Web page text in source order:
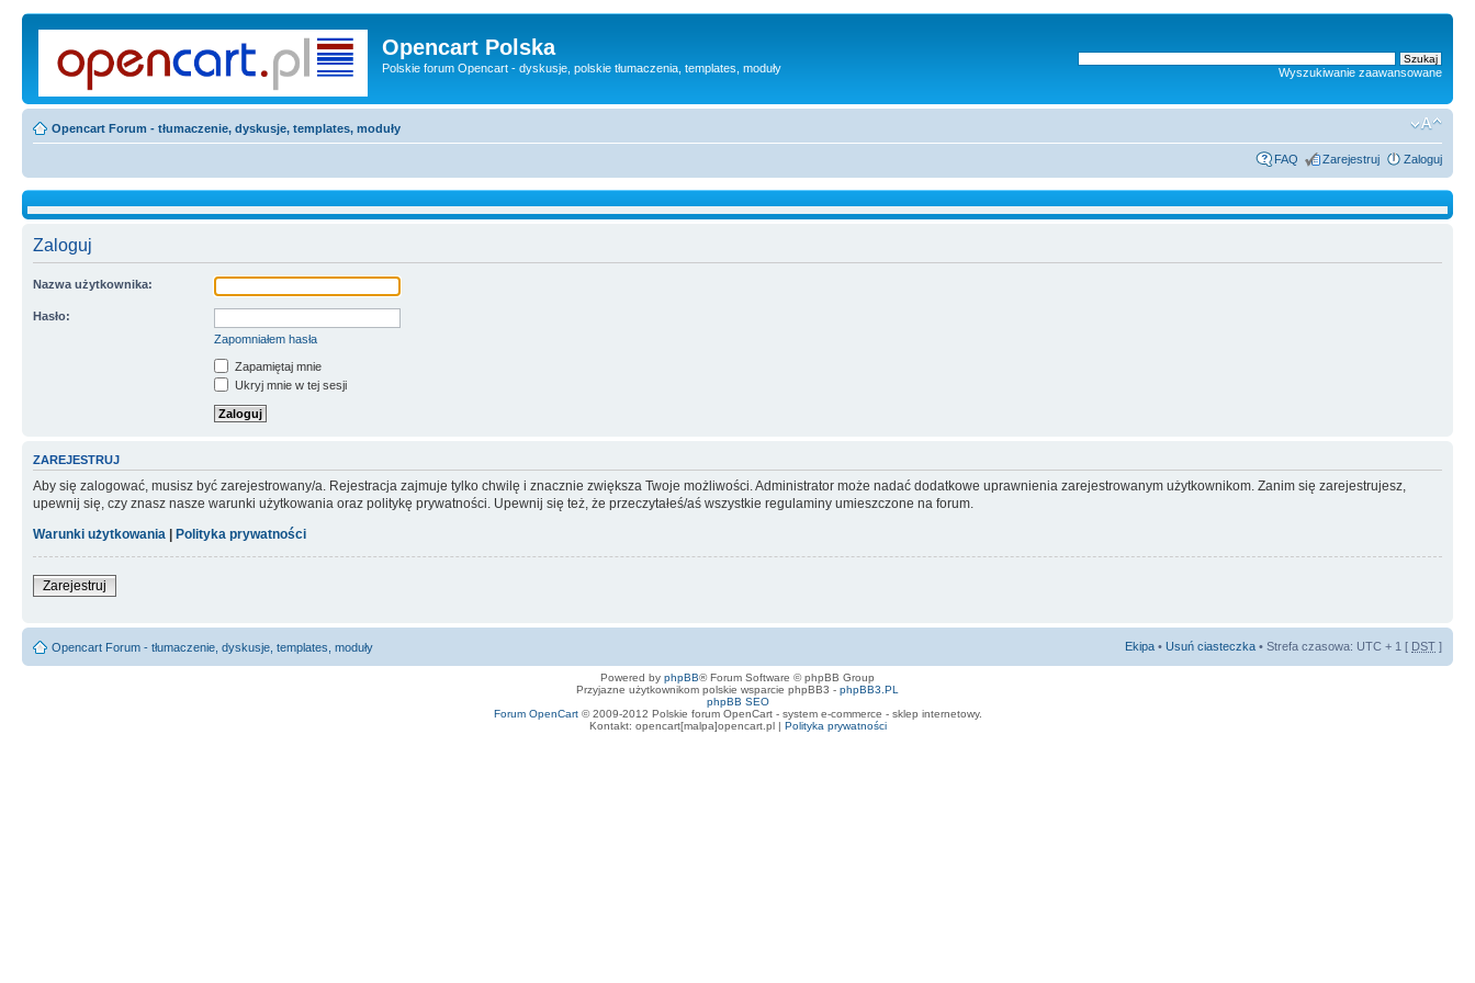
Opencart Polska
Polskie forum Opencart - dyskusje, polskie tłumaczenia, templates, moduły Wyszukiwanie zaawansowane
Opencart Forum - tłumaczenie, dyskusje, templates, moduły
FAQ Zarejestruj Zaloguj
Zaloguj
Nazwa użytkownika:
Hasło:
Zapomniałem hasła
Zapamiętaj mnie
Ukryj mnie w tej sesji
ZAREJESTRUJ
Aby się zalogować, musisz być zarejestrowany/a. Rejestracja zajmuje tylko chwilę i znacznie zwiększa Twoje możliwości. Administrator może nadać dodatkowe uprawnienia zarejestrowanym użytkownikom. Zanim się zarejestrujesz,
upewnij się, czy znasz nasze warunki użytkowania oraz politykę prywatności. Upewnij się też, że przeczytałeś/aś wszystkie regulaminy umieszczone na forum.
Warunki użytkowania | Polityka prywatności
Zarejestruj
Opencart Forum - tłumaczenie, dyskusje, templates, moduły Ekipa • Usuń ciasteczka • Strefa czasowa: UTC + 1 [ DST ]
Powered by phpBB® Forum Software © phpBB Group
Przyjazne użytkownikom polskie wsparcie phpBB3 - phpBB3.PL
phpBB SEO
Forum OpenCart© 2009-2012 Polskie forum OpenCart - system e-commerce - sklep internetowy.
Kontakt: opencart[malpa]opencart.pl | Polityka prywatności